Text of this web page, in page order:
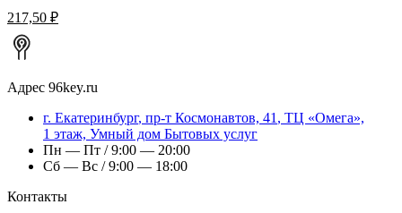
217,50 ₽
Адрес 96key.ru
г. Екатеринбург, пр-т Космонавтов, 41, ТЦ «Омега»,
1 этаж, Умный дом Бытовых услуг
Пн — Пт / 9:00 — 20:00
Сб — Вс / 9:00 — 18:00
Контакты